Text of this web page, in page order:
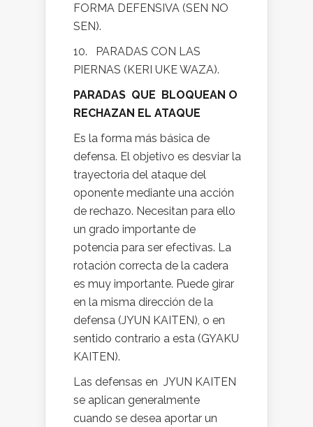
FORMA DEFENSIVA (SEN NO
SEN).
10. PARADAS CON LAS
PIERNAS (KERI UKE WAZA).
PARADAS QUE BLOQUEAN O
RECHAZAN EL ATAQUE
Es la forma más básica de
defensa. El objetivo es desviar la
trayectoria del ataque del
oponente mediante una acción
de rechazo. Necesitan para ello
un grado importante de
potencia para ser efectivas. La
rotación correcta de la cadera
es muy importante. Puede girar
en la misma dirección de la
defensa (JYUN KAITEN), o en
sentido contrario a esta (GYAKU
KAITEN).
Las defensas en JYUN KAITEN
se aplican generalmente
cuando se desea aportar un